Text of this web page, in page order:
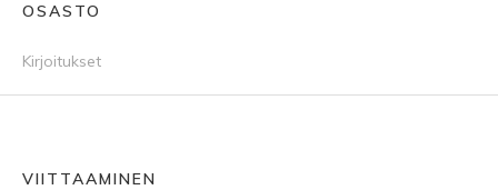
OSASTO
Kirjoitukset
VIITTAAMINEN